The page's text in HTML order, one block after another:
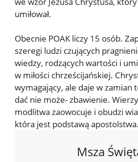
umiłował.
Obecnie POAK liczy 15 osób.
szeregi ludzi czujących
wiedzy, rodzących wartości i
w miłości chrześcijańskiej.
wymagający, ale daje w zamian
dać nie może- zbawienie.
modlitwa zaowocuje i obudzi
która jest podstawą apostolstwa.
Msza